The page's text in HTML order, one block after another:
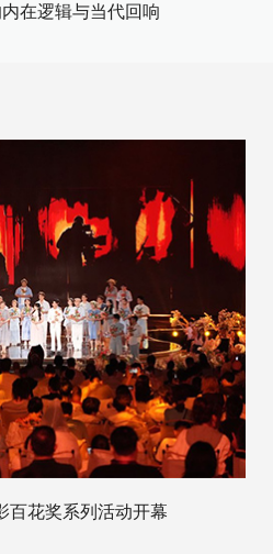
在逻辑与当代回响
百花奖系列活动开幕